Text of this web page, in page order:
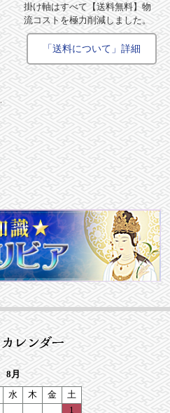
掛け軸はすべて【送料無料】物
流コストを極力削減しました。
「送料について」詳細